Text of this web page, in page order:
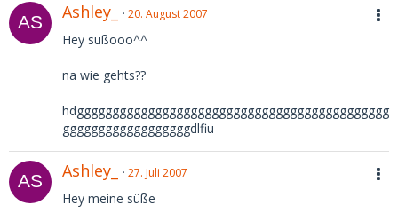
Ashley_ 20. August 2007
Hey süßööö^^
na wie gehts??
hdgggggggggggggggggggggggggggggggggggggggggggg
ggggggggggggggggggdlfiu
Ashley_ 27. Juli 2007
Hey meine süße